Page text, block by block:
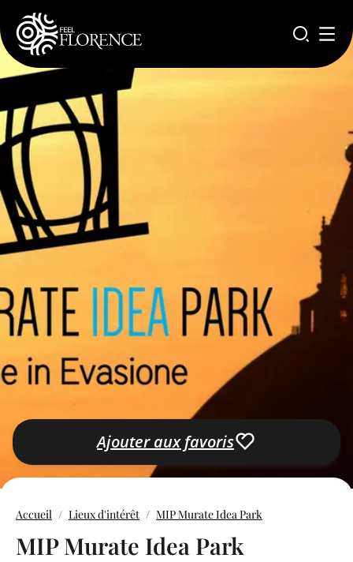
Aller au contenu principal
Ajouter aux favoris
Accueil Lieux d'intérêt MIP Murate Idea Park
MIP Murate Idea Park